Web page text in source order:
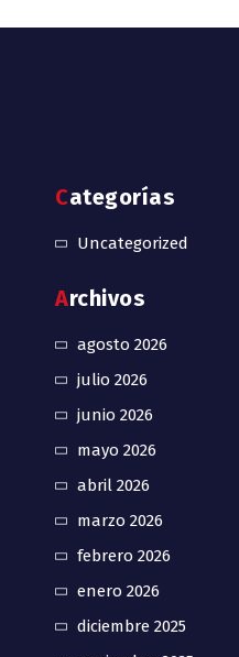
Categorías
Uncategorized
Archivos
agosto 2026
julio 2026
junio 2026
mayo 2026
abril 2026
marzo 2026
febrero 2026
enero 2026
diciembre 2025